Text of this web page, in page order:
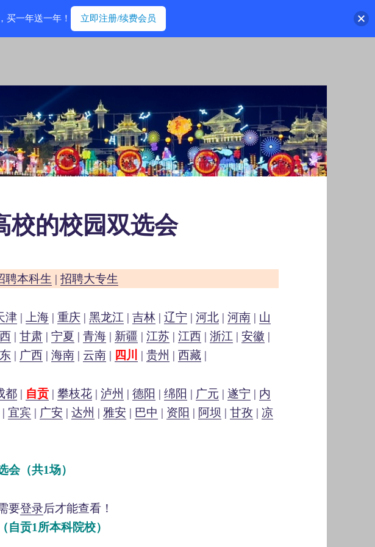
校的校园双选会
聘本科生 |招聘大专生
津 | 上海 |重庆 |黑龙江 |吉林 |辽宁 |河北 |河南 | 山
|甘肃 |宁夏 |青海 | 新疆 |江苏 |江西 |浙江 |安徽 |
| 广西 |海南 | 云南 | 四川 |贵州 |西藏 |
都 | 自贡 |攀枝花 |泸州 |德阳 |绵阳 | 广元 |遂宁 | 内
| 宜宾 | 广安 |达州 | 雅安 | 巴中 | 资阳 | 阿坝 |甘孜 |凉
会（共1场）
要登录后才能查看！
自贡1所本科院校）
买一年送一年！ 立即注册/续费会员